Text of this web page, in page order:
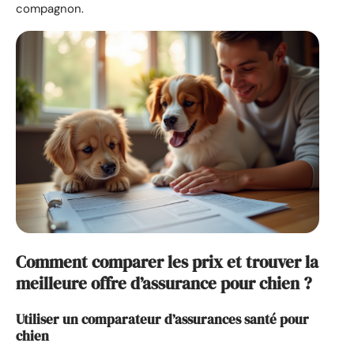
compagnon.
Comment comparer les prix et trouver la
meilleure offre d’assurance pour chien ?
Utiliser un comparateur d’assurances santé pour
chien